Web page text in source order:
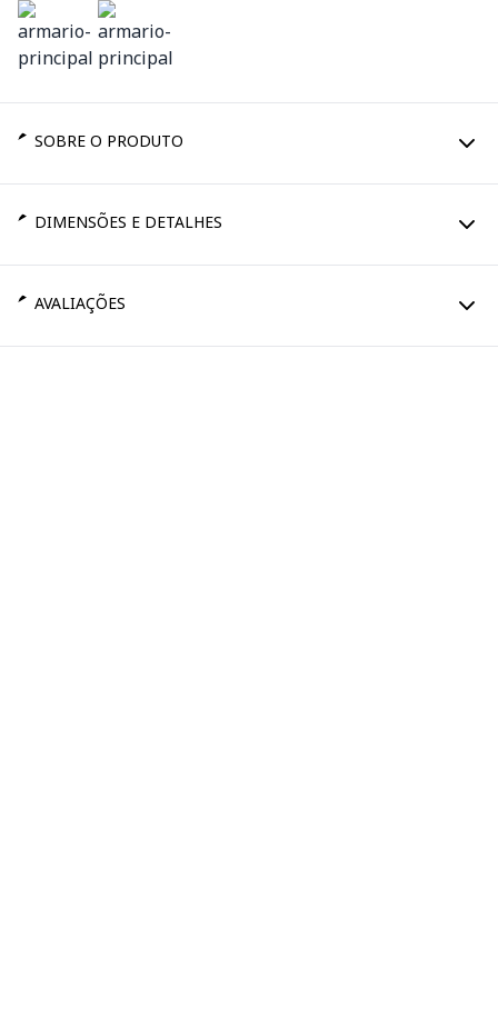
SOBRE O PRODUTO
DIMENSÕES E DETALHES
AVALIAÇÕES